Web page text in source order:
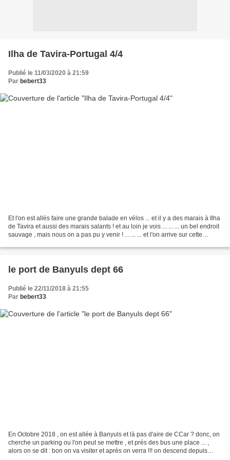
Ilha de Tavira-Portugal 4/4
Publié le 11/03/2020 à 21:59
Par bebert33
Et l'on est allés faire une grande balade en vélos ... et il y a des marais à Ilha
de Tavira et aussi des marais salants ! et au loin je vois ... ... ... un bel endroit
sauvage , mais nous on a pas pu y venir ! ... ... ... et l'on arrive sur cette
le port de Banyuls dept 66
Publié le 22/11/2018 à 21:55
Par bebert33
En Octobre 2018 , on est allée à Banyuls et là pas d'aire de CCar ? donc, on
cherche un parking ou l'on peut se mettre , et près des bus une place ... ,
alors on se dit : bon on va visiter et après on verra !!! on descend depuis